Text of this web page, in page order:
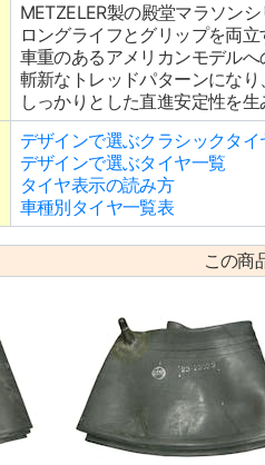
METZELER製の殿堂マラソン
ロングライフとグリップを両
車重のあるアメリカンモデルへ
斬新なトレッドパターンになり
しっかりとした直進安定性を
デザインで選ぶクラシックタイ
デザインで選ぶタイヤ一覧
タイヤ表示の読み方
車種別タイヤ一覧表
この商